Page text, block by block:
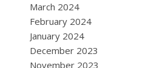
March 2024
February 2024
January 2024
December 2023
November 2023